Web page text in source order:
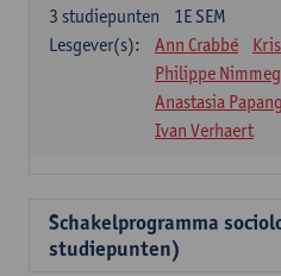
1E SEM
3 studiepunten
Lesgever(s):
Ann Crabbé
Philippe
Anastasia
Ivan Verhaert
Schakelprogramma
studiepunten)